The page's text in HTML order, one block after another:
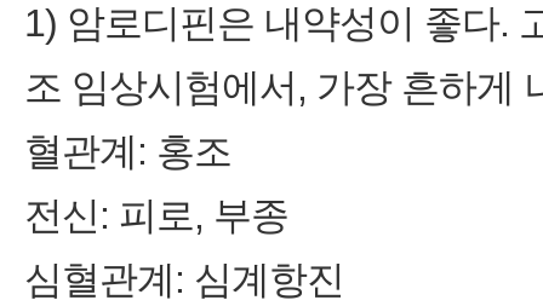
1) 암로디핀은 내약성이 좋다.
조 임상시험에서, 가장 흔하게
혈관계: 홍조
전신: 피로, 부종
심혈관계: 심계항진